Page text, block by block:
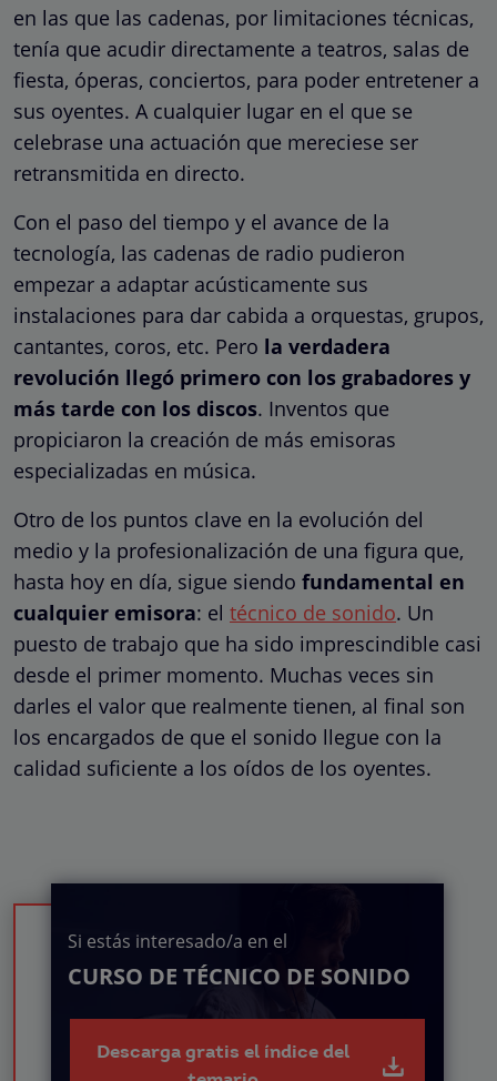
en las que las cadenas, por limitaciones técnicas,
tenía que acudir directamente a teatros, salas de
fiesta, óperas, conciertos, para poder entretener a
sus oyentes. A cualquier lugar en el que se
celebrase una actuación que mereciese ser
retransmitida en directo.
Con el paso del tiempo y el avance de la
tecnología, las cadenas de radio pudieron
empezar a adaptar acústicamente sus
instalaciones para dar cabida a orquestas, grupos,
cantantes, coros, etc. Pero la verdadera
revolución llegó primero con los grabadores y
más tarde con los discos. Inventos que
propiciaron la creación de más emisoras
especializadas en música.
Otro de los puntos clave en la evolución del
medio y la profesionalización de una figura que,
hasta hoy en día, sigue siendo fundamental en
cualquier emisora: el técnico de sonido. Un
puesto de trabajo que ha sido imprescindible casi
desde el primer momento. Muchas veces sin
darles el valor que realmente tienen, al final son
los encargados de que el sonido llegue con la
calidad suficiente a los oídos de los oyentes.
Si estás interesado/a en el
CURSO DE TÉCNICO DE SONIDO
Descarga gratis el índice del